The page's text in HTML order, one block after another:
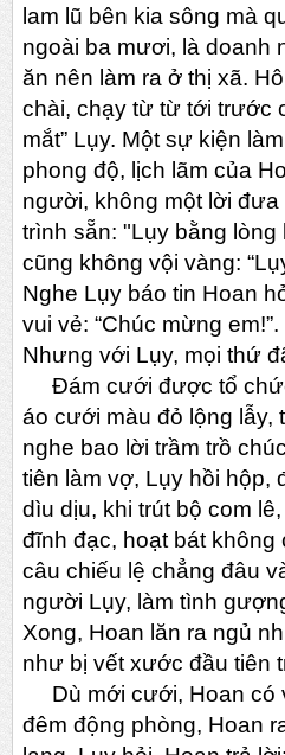
lam lũ bên kia sông mà
ngoài ba mươi, là doanh
ăn nên làm ra ở thị xã.
chài, chạy từ từ tới trước
mắt” Lụy. Một sự kiện
phong độ, lịch lãm của
người, không một lời
trình sẵn: "Lụy bằng
cũng không vội vàng:
Nghe Lụy báo tin Hoan
vui vẻ: “Chúc mừng
Nhưng với Lụy, mọi thứ
Đám cưới được tổ chức
áo cưới màu đỏ lộng lẫy,
nghe bao lời trầm trồ
tiên làm vợ, Lụy hồi hộp,
dìu dịu, khi trút bộ com
đĩnh đạc, hoạt bát
câu chiếu lệ chẳng đâu
người Lụy, làm tình
Xong, Hoan lăn ra ngủ
như bị vết xước đầu tiên
Dù mới cưới, Hoan có
đêm động phòng, Hoan